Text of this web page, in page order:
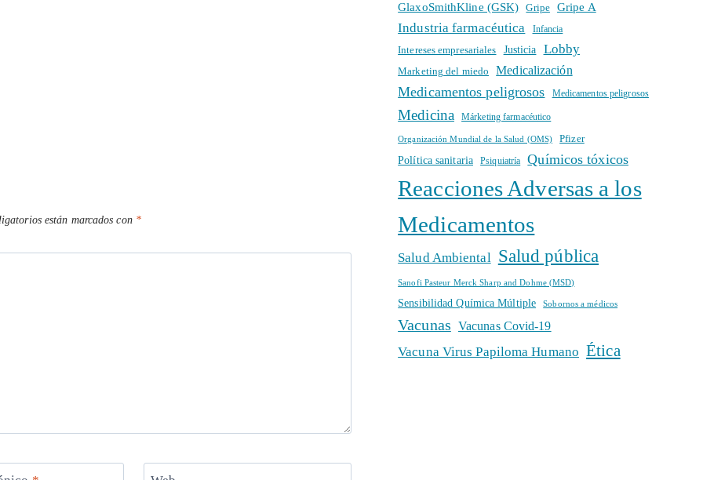
están marcados con *
GlaxoSmithKline (GSK) Gripe Gripe A
Industria farmacéutica Infancia
Intereses empresariales Justicia Lobby
Marketing del miedo Medicalización
Medicamentos peligrosos Medicamentos peligrosos
Medicina Márketing farmacéutico
Organización Mundial de la Salud (OMS) Pfizer
Política sanitaria Psiquiatría Químicos tóxicos
Reacciones Adversas a los
Medicamentos
Salud Ambiental Salud pública
Sanofi Pasteur Merck Sharp and Dohme (MSD)
Sensibilidad Química Múltiple Sobornos a médicos
Vacunas Vacunas Covid-19
Vacuna Virus Papiloma Humano Ética